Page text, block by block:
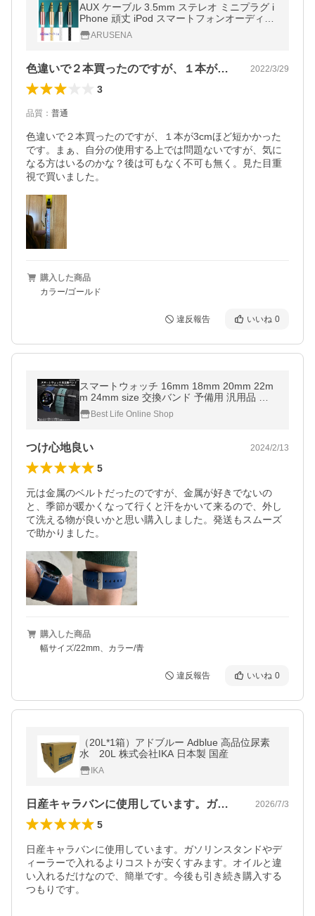
AUX ケーブル 3.5mm ステレオ ミニプラグ i
Phone 頑丈 iPod スマートフォンオーディオ
1.0m 2色 A003
ARUSENA
色違いで２本買ったのですが、１本が3c… 2022/3/29
3
品質 ： 普通
色違いで２本買ったのですが、１本が3cmほど短かかった
です。まぁ、自分の使用する上では問題ないですが、気に
なる方はいるのかな？後は可もなく不可も無く。見た目重
視で買いました。
購入した商品
カラー/ゴールド
違反報告 いいね 0
スマートウォッチ 16mm 18mm 20mm 22m
m 24mm size 交換バンド 予備用 汎用品 交
換ベルト スマートブレスレット ポイント利
用 ポイント消化 Z
Best Life Online Shop
つけ心地良い 2024/2/13
5
元は金属のベルトだったのですが、金属が好きでないの
と、季節が暖かくなって行くと汗をかいて来るので、外し
て洗える物が良いかと思い購入しました。発送もスムーズ
で助かりました。
購入した商品
幅サイズ/22mm、カラー/青
違反報告 いいね 0
（20L*1箱）アドブルー Adblue 高品位尿素
水 20L 株式会社IKA 日本製 国産
IKA
日産キャラバンに使用しています。ガソリ… 2026/7/3
5
日産キャラバンに使用しています。ガソリンスタンドやデ
ィーラーで入れるよりコストが安くすみます。オイルと違
い入れるだけなので、簡単です。今後も引き続き購入する
つもりです。